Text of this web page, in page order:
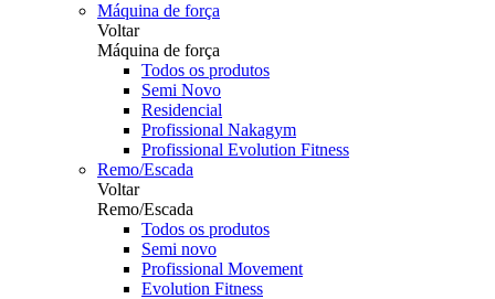
Máquina de força
Voltar
Máquina de força
Todos os produtos
Semi Novo
Residencial
Profissional Nakagym
Profissional Evolution Fitness
Remo/Escada
Voltar
Remo/Escada
Todos os produtos
Semi novo
Profissional Movement
Evolution Fitness